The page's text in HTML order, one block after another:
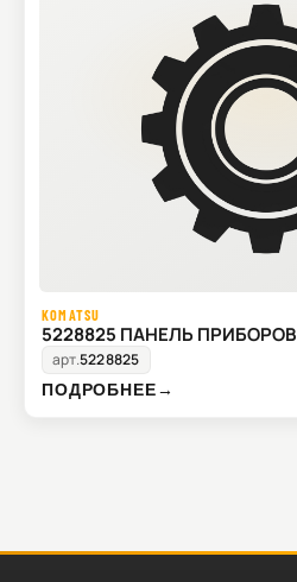
KOMATSU
5228825 ПАНЕЛЬ ПРИБОРОВ
арт.5228825
ПОДРОБНЕЕ→